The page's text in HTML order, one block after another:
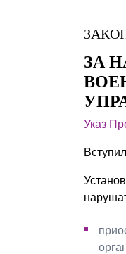
ЗА
Указ